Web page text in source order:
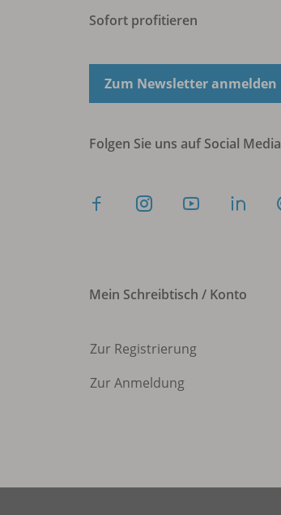
Sofort profitieren
Zum Newsletter anmelden
Folgen Sie uns auf Social Media
Mein Schreibtisch / Konto
Zur Registrierung
Zur Anmeldung